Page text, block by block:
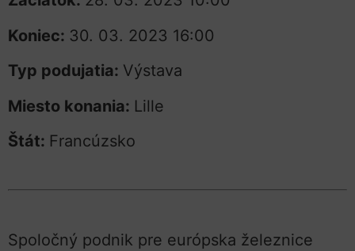
Koniec: 30. 03. 2023 16:00
Typ podujatia: Výstava
Miesto konania: Lille
Štát: Francúzsko
Spoločný podnik pre európska železnice